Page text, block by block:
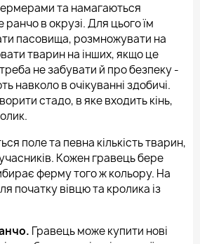
та намагаються
в окрузі. Для цього їм
пасовища, розмножувати на
тварин на інших, якщо це
не забувати й про безпеку -
навколо в очікуванні здобичі.
стадо, в яке входить кінь,
поле та певна кількість тварин,
Кожен гравець бере
ферму того ж кольору. На
початку вівцю та кролика із
Гравець може купити нові